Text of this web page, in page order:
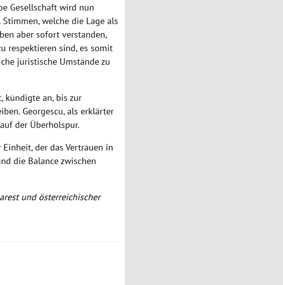
Gesellschaft wird nun
welche die Lage als
aber sofort verstanden,
respektieren sind, es somit
juristische Umstände zu
kündigte an, bis zur
Georgescu, als erklärter
der Überholspur.
der das Vertrauen in
die Balance zwischen
und österreichischer